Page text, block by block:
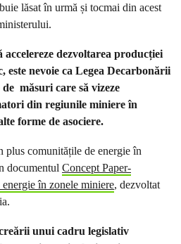
lăsat în urmă și tocmai din acest
dezvoltarea producției
este nevoie ca Legea Decarbonării
măsuri care să vizeze
din regiunile miniere în
forme de asociere.
plus comunitățile de energie în
documentul Concept Paper-
în zonele miniere, dezvoltat
unui cadru legislativ